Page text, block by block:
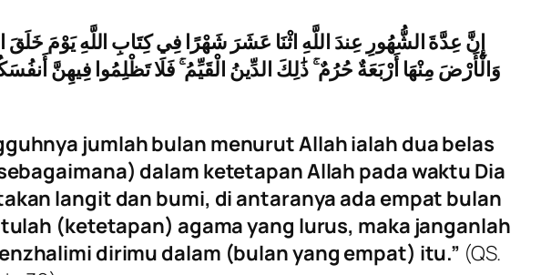
إِنَّ عِدَّةَ الشُّهُورِ عِندَ اللَّهِ اثْنَا عَشَرَ شَهْرًا فِي كِتَابِ اللَّهِ يَوْمَ
وَالْأَرْضَ مِنْهَا أَرْبَعَةٌ حُرُمٌ ۚ ذَٰلِكَ الدِّينُ الْقَيِّمُ ۚ فَلَا تَظْلِمُوا فِيهِنَّ
jumlah bulan menurut Allah ialah dua belas
dalam ketetapan Allah pada waktu Dia
langit dan bumi, di antaranya ada empat bulan
(ketetapan) agama yang lurus, maka janganlah
dirimu dalam (bulan yang empat) itu.” (QS.